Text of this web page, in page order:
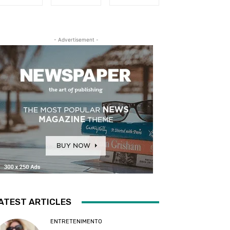
- Advertisement -
ARTICLES
ENTRETENIMENTO